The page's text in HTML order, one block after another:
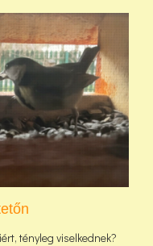
tényleg viselkednek?